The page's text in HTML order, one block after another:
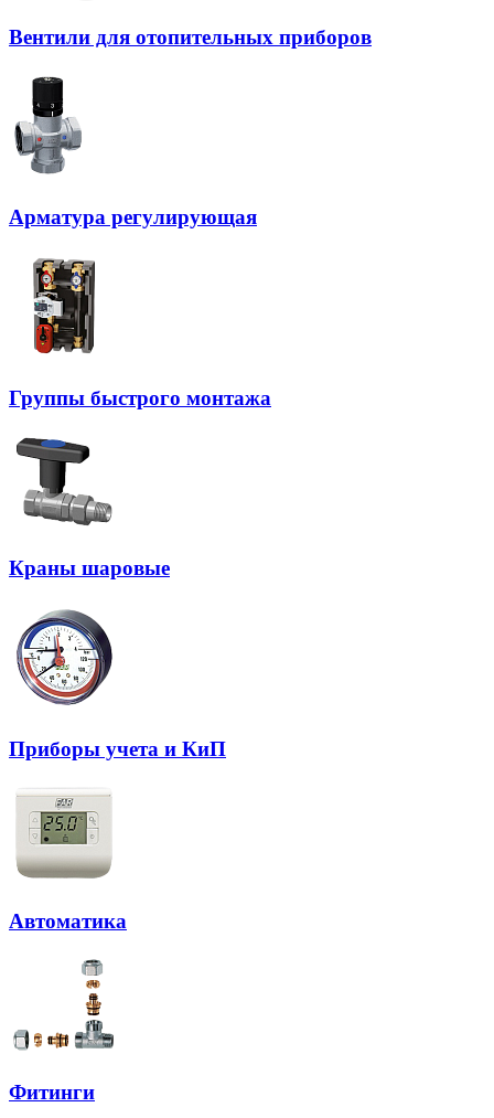
Вентили для отопительных приборов
Арматура регулирующая
Группы быстрого монтажа
Краны шаровые
Приборы учета и КиП
Автоматика
Фитинги